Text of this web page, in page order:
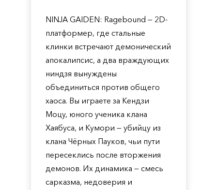
NINJA GAIDEN: Ragebound — 2D-
платформер, где стальные
клинки встречают демонический
апокалипсис, а два враждующих
ниндзя вынуждены
объединиться против общего
хаоса. Вы играете за Кендзи
Моцу, юного ученика клана
Хаябуса, и Кумори — убийцу из
клана Чёрных Пауков, чьи пути
пересеклись после вторжения
демонов. Их динамика — смесь
сарказма, недоверия и